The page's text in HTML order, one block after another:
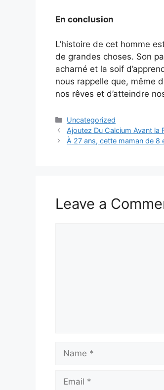
En conclusion
L’histoire de cet homme
de grandes choses. Son
acharné et la soif
nous rappelle que, même
nos rêves et d’atteindre
Categories
Uncategorized
Ajoutez Du Calcium Avant la
À 27 ans, cette maman de
Leave a